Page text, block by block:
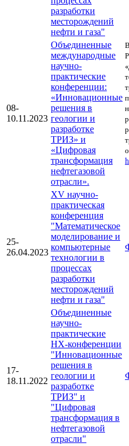
разработки
месторождений
нефти и газа"
08-
10.11.2023
Объединенные
международные
научно-
практические
конференции:
«Инновационные
решения в
геологии и
разработке
ТРИЗ» и
«Цифровая
трансформация
нефтегазовой
отрасли».
25-
26.04.2023
XV научно-
практическая
конференция
"Математическое
моделирование и
компьютерные
технологии в
процессах
разработки
месторождений
нефти и газа"
17-
18.11.2022
Объединенные
научно-
практические
НХ-конференции
"Инновационные
решения в
геологии и
разработке
ТРИЗ" и
"Цифровая
трансформация в
нефтегазовой
отрасли"